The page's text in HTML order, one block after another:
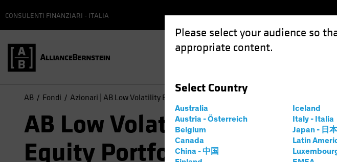
Please select your audience so
appropriate content.
Select Country
Australia
Austria - Österreich
Belgium
Canada
China - 中国
Iceland
Italy - Italia
Japan - 日本
Latin
CONSULENTI FINANZIARI - ITALIA
AB Fondi Azionari | AB Low Volatility Equity Portfolio
AB Low Volatility
Equity Portfolio
Classe di